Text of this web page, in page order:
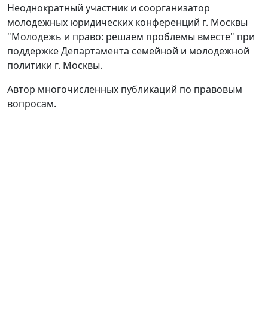
Неоднократный участник и соорганизатор
молодежных юридических конференций г. Москвы
"Молодежь и право: решаем проблемы вместе" при
поддержке Департамента семейной и молодежной
политики г. Москвы.
Автор многочисленных публикаций по правовым
вопросам.